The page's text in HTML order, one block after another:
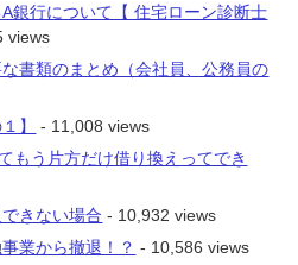
銀行について【 住宅ローン診断士
views
書類のまとめ（会社員、公務員の
】
- 11,008 views
もう片方だけ借り換えってでき
きない場合 - 10,932 views
業から撤退！？ - 10,586 views